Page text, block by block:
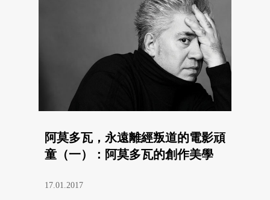
阿莫多瓦，永遠離經叛道的電影頑
童（一）：阿莫多瓦的創作美學
17.01.2017